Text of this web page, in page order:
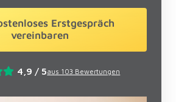
Erstgespräch
vereinbaren